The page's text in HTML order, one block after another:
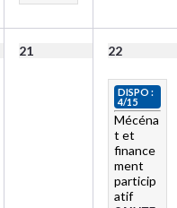
21 22
DISPO :
4/15
Mécéna
t et
finance
ment
particip
atif